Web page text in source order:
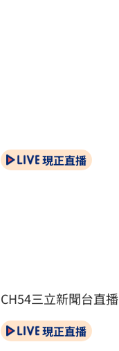
現正直播
CH54三立新聞台直播
現正直播